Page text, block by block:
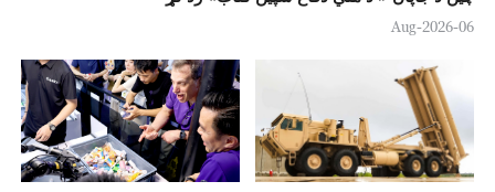
06-Aug-2026